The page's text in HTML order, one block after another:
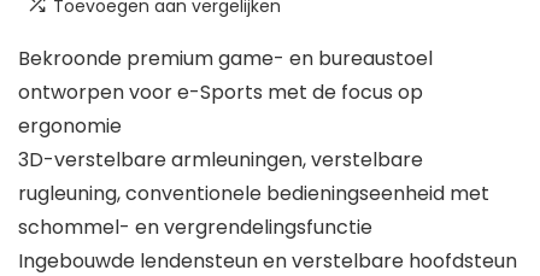
Toevoegen aan vergelijken
Bekroonde premium game- en bureaustoel
ontworpen voor e-Sports met de focus op
ergonomie
3D-verstelbare armleuningen, verstelbare
rugleuning, conventionele bedieningseenheid met
schommel- en vergrendelingsfunctie
Ingebouwde lendensteun en verstelbare hoofdsteun